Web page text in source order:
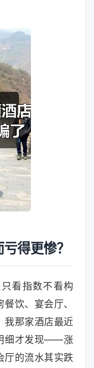
得更惨？
看指数不看构
饮、宴会厅、
我那家酒店最近
细才发现——涨
厅的流水其实跌